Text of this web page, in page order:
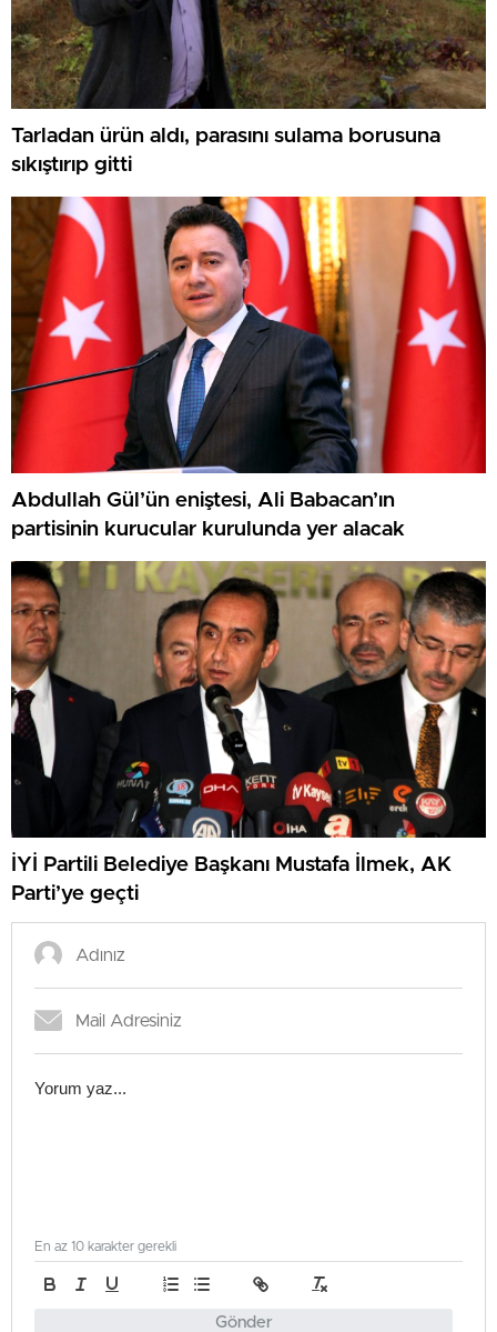
Tarladan ürün aldı, parasını sulama borusuna
sıkıştırıp gitti
Abdullah Gül’ün eniştesi, Ali Babacan’ın
partisinin kurucular kurulunda yer alacak
İYİ Partili Belediye Başkanı Mustafa İlmek, AK
Parti’ye geçti
Gönder
En az 10 karakter gerekli